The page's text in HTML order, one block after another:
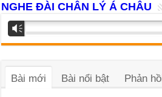
NGHE ĐÀI CHÂN LÝ Á CHÂU
Trình
phát
Vm
Bài mới Bài nổi bật Phản